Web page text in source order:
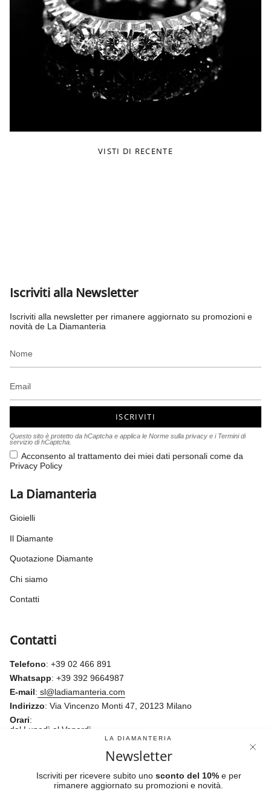
VISTI DI RECENTE
Iscriviti alla Newsletter
Iscriviti alla newsletter per rimanere aggiornato su promozioni e
novità de La Diamanteria
ISCRIVITI
Questo sito è protetto da hCaptcha e applica le Norme sulla privacy e i Termini di
servizio di hCaptcha.
Acconsento al trattamento dei miei dati personali come da
Privacy Policy
La Diamanteria
Gioielli
Il Diamante
Quotazione Diamante
Chi siamo
Contatti
Contatti
Telefono: +39 02 466 891
Whatsapp: +39 392 9664987
E-mail: sl@ladiamanteria.com
Indirizzo: Via Vincenzo Monti 47, 20123 Milano
Orari:
dal Lunedì al Venerdì
Sabato e Domenica chiuso
LinguaValuta
LA DIAMANTERIA
Newsletter
Iscriviti per ricevere subito uno sconto del 10%e per
rimanere aggiornato su promozioni e novità.